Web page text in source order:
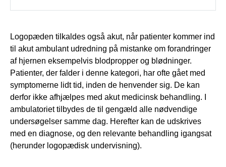
Logopæden tilkaldes også akut, når patienter kommer ind
til akut ambulant udredning på mistanke om forandringer
af hjernen eksempelvis blodpropper og blødninger.
Patienter, der falder i denne kategori, har ofte gået med
symptomerne lidt tid, inden de henvender sig. De kan
derfor ikke afhjælpes med akut medicinsk behandling. I
ambulatoriet tilbydes de til gengæld alle nødvendige
undersøgelser samme dag. Herefter kan de udskrives
med en diagnose, og den relevante behandling igangsat
(herunder logopædisk undervisning).